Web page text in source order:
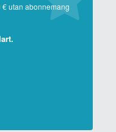
€ utan abonnemang